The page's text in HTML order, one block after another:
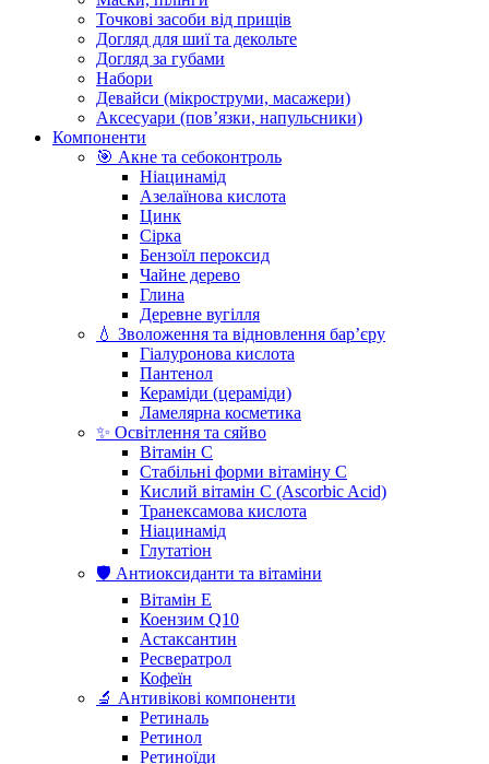
Точкові засоби від прищів
Догляд для шиї та декольте
Догляд за губами
Набори
Девайси (мікроструми, масажери)
Аксесуари (повʼязки, напульсники)
Компоненти
🎯 Акне та себоконтроль
Ніацинамід
Азелаїнова кислота
Цинк
Сірка
Бензоїл пероксид
Чайне дерево
Глина
Деревне вугілля
💧 Зволоження та відновлення бар’єру
Гіалуронова кислота
Пантенол
Кераміди (цераміди)
Ламелярна косметика
✨ Освітлення та сяйво
Вітамін С
Стабільні форми вітаміну С
Кислий вітамін С (Ascorbic Acid)
Транексамова кислота
Ніацинамід
Глутатіон
🛡️ Антиоксиданти та вітаміни
Вітамін Е
Коензим Q10
Астаксантин
Ресвератрол
Кофеїн
🔬 Антивікові компоненти
Ретиналь
Ретинол
Ретиноїди